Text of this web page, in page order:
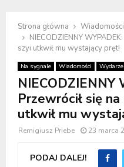
Strona główna Wiadomości
NIECODZIENNY
szyi utkwił mu wystający pręt!
Na sygnale Wiadomości
NIECODZIENNY
Przewrócił się
utkwił mu
Remigiusz Priebe 23 marca
PODAJ DALEJ!